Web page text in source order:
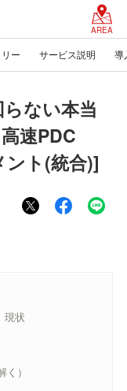
AREA
ー サービス説明 導
らない本当
速PDC
ント(統合)]
現状
）